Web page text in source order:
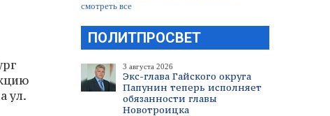
смотреть все
ПОЛИТПРОСВЕТ
3 августа 2026
Экс-глава Гайского округа
Папунин теперь исполняет
обязанности главы
Новотроицка
ул.